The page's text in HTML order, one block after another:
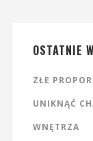
OSTATNIE
ZŁE
UNIKNĄĆ
WNĘTRZA